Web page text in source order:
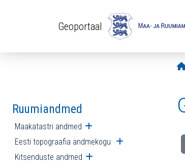
Geoportaal
Ruumiandmed
Maakatastri andmed Ava alammenüü
Eesti topograafia andmekogu Ava alammenüü
Kitsenduste andmed Ava alammenüü